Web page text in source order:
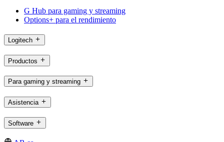
G Hub para gaming y streaming
Options+ para el rendimiento
Logitech
Productos
Para gaming y streaming
Asistencia
Software